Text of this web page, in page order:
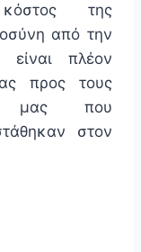
της
από την
είναι πλέον
προς τους
μας που
στον